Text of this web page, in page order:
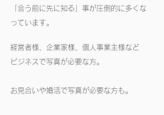
「会う前に先に知る」事が圧倒的に多くな
っています。
経営者様、企業家様、個人事業主様など
ビジネスで写真が必要な方。
お見合いや婚活で写真が必要な方も。